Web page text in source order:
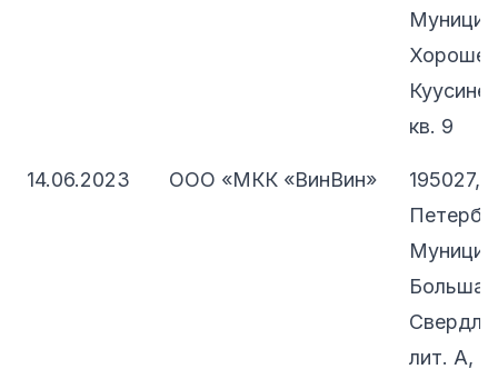
кв. 9
14.06.2023 ООО «МКК «ВинВин»
195027,
лит. А,